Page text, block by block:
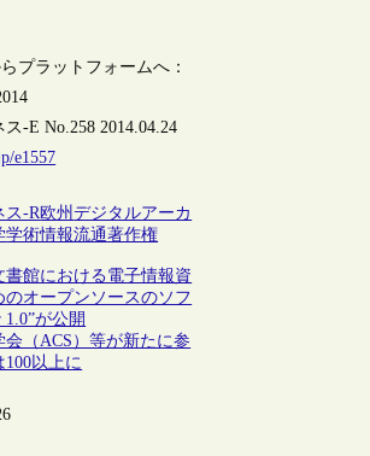
プラットフォームへ：
-E No.258 2014.04.24
e1557
ス-R欧州デジタルアーカ
学術情報流通著作権
書館における電子情報資
オープンソースのソフ
1.0”が公開
会（ACS）等が新たに参
以上に